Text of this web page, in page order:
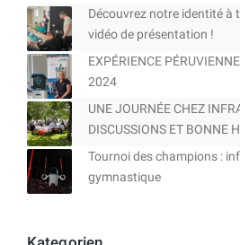
Découvrez notre identité à
vidéo de présentation !
EXPÉRIENCE
2024
UNE JOURNÉE CHEZ
DISCUSSIONS ET BONNE
Tournoi des champions :
gymnastique